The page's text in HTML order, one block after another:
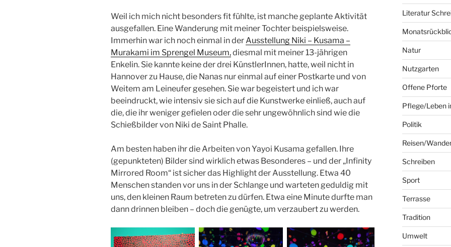
Weil ich mich nicht besonders fit fühlte, ist manche geplante Aktivität
ausgefallen. Eine Wanderung mit meiner Tochter beispielsweise.
Immerhin war ich noch einmal in derAusstellung Niki – Kusama –
Murakami im Sprengel Museum,diesmal mit meiner 13-jährigen
Enkelin. Sie kannte keine der drei KünstlerInnen, hatte, weil nicht in
Hannover zu Hause, die Nanas nur einmal auf einer Postkarte und von
Weitem am Leineufer gesehen. Sie war begeistert und ich war
beeindruckt, wie intensiv sie sich auf die Kunstwerke einließ, auch auf
die, die ihr weniger gefielen oder die sehr ungewöhnlich sind wie die
Schießbilder von Niki de Saint Phalle.
Am besten haben ihr die Arbeiten von Yayoi Kusama gefallen. Ihre
(gepunkteten) Bilder sind wirklich etwas Besonderes – und der „Infinity
Mirrored Room“ ist sicher das Highlight der Ausstellung. Etwa 40
Menschen standen vor uns in der Schlange und warteten geduldig mit
uns, den kleinen Raum betreten zu dürfen. Etwa eine Minute durfte man
dann drinnen bleiben – doch die genügte, um verzaubert zu werden.
Literatur
Natur
Nutzgarten
Offene Pforte
Pflege/Leben
Politik
Reisen/
Schreiben
Sport
Terrasse
Tradition
Umwelt